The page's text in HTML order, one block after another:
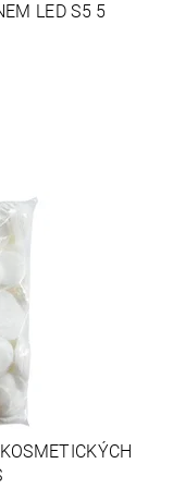
LED S5 5